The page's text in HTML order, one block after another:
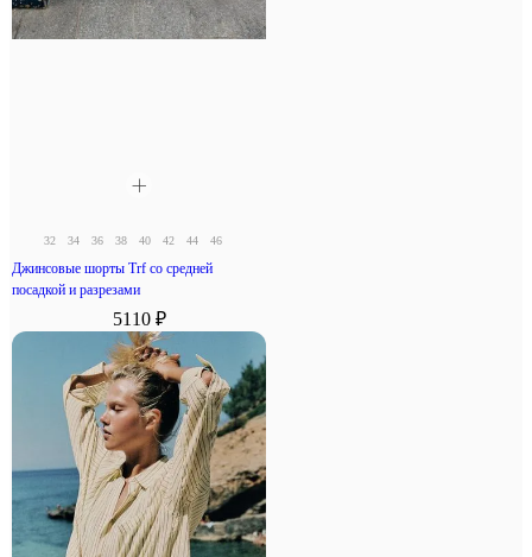
32 34 36 38 40 42 44 46
Джинсовые шорты Trf со средней
посадкой и разрезами
5110 ₽